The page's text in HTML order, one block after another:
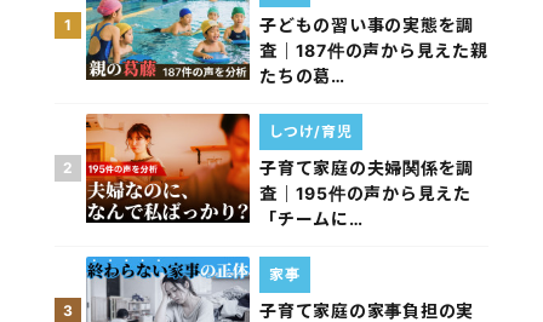
1
子どもの習い事の実態を調
査｜187件の声から見えた親
たちの葛…
2
子育て家庭の夫婦関係を調
査｜195件の声から見えた
「チームに…
しつけ/育児
3 子育て家庭の家事負担の実
家事